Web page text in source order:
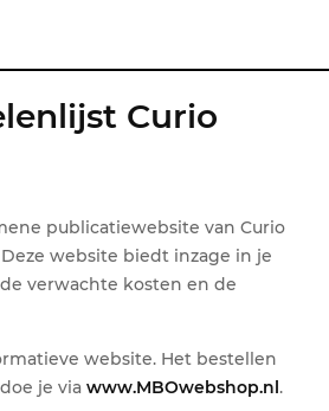
Curio
publicatiewebsite van Curio
website biedt inzage in je
verwachte kosten en de
website. Het bestellen
je via www.MBOwebshop.nl.